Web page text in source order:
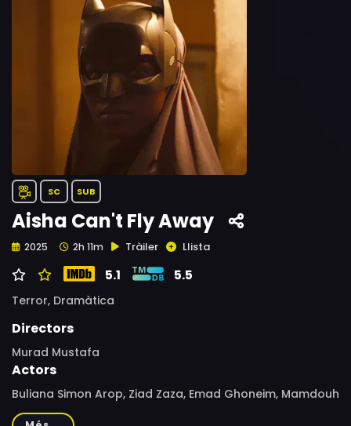
SC SUB
Aisha Can't Fly Away
2025 2h 11m Tràiler Llista
5.1 5.5
Terror, Dramàtica
Directors
Murad Mustafa
Actors
Buliana Simon Arop, Ziad Zaza, Emad Ghoneim, Mamdouh
Saleh, Maha Mohammed Al-Adwani, Mohamed Abd El